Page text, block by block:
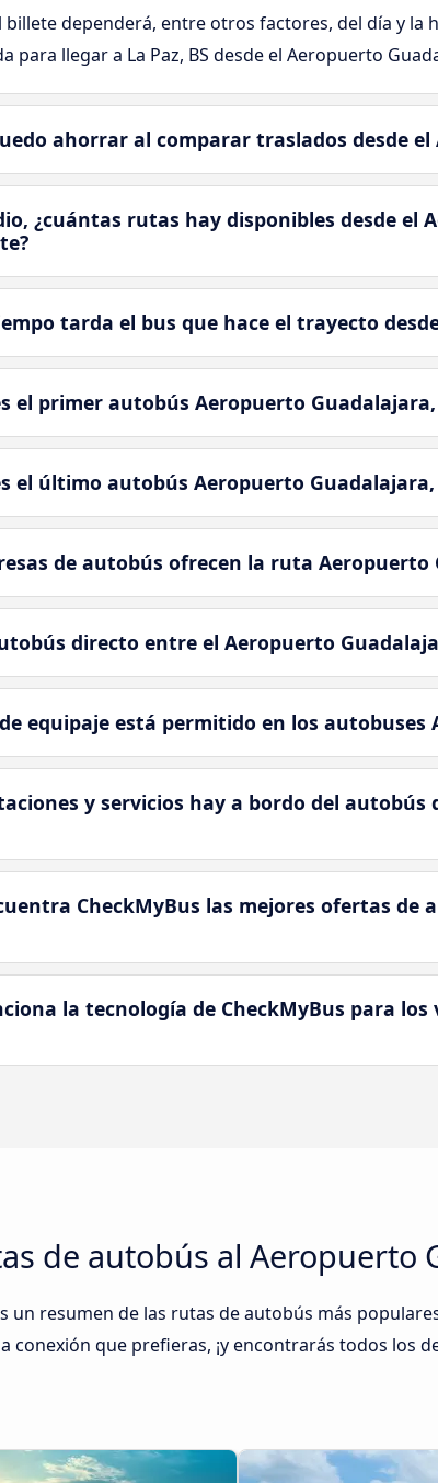
billete dependerá, entre otros factores, del día y la
para llegar a La Paz, BS desde el Aeropuerto
ahorrar al comparar traslados desde el
¿cuántas rutas hay disponibles desde el
tarda el bus que hace el trayecto
el primer autobús Aeropuerto Guadalajara,
el último autobús Aeropuerto Guadalajara,
de autobús ofrecen la ruta Aeropuerto
directo entre el Aeropuerto
equipaje está permitido en los autobuses
y servicios hay a bordo del autobús
CheckMyBus las mejores ofertas de
la tecnología de CheckMyBus para
de autobús al Aeropuerto
un resumen de las rutas de autobús más
conexión que prefieras, ¡y encontrarás todos los